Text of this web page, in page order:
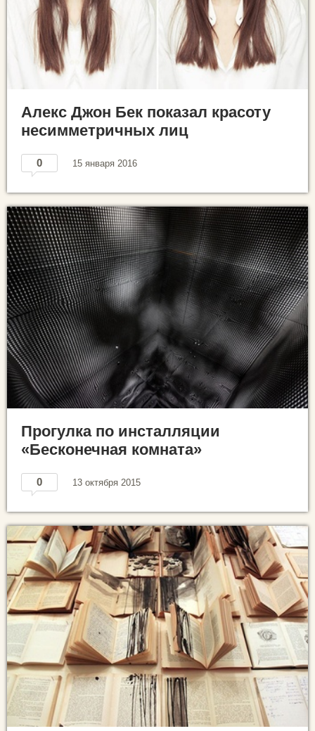
Алекс Джон Бек показал красоту
несимметричных лиц
0 15 января 2016
Прогулка по инсталляции
«Бесконечная комната»
0 13 октября 2015